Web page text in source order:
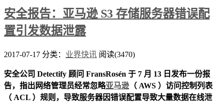
安全报告：亚马逊 S3 存储服务器错误配
置引发数据泄露
2017-07-17 分类： 业界快讯 阅读(3470)
安全公司 Detectify 顾问 FransRosén 于 7 月 13 日发布一份报
告，指出网络管理员经常忽略亚马逊 （ AWS ）访问控制列表
（ ACL ）规则，导致服务器因错误配置导致大量数据在线泄